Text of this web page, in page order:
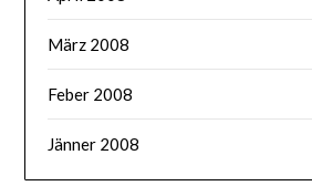
März 2008
Feber 2008
Jänner 2008